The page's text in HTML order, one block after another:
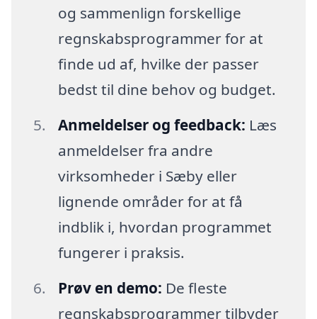
og sammenlign forskellige
regnskabsprogrammer for at
finde ud af, hvilke der passer
bedst til dine behov og budget.
Anmeldelser og feedback: Læs
anmeldelser fra andre
virksomheder i Sæby eller
lignende områder for at få
indblik i, hvordan programmet
fungerer i praksis.
Prøv en demo: De fleste
regnskabsprogrammer tilbyder